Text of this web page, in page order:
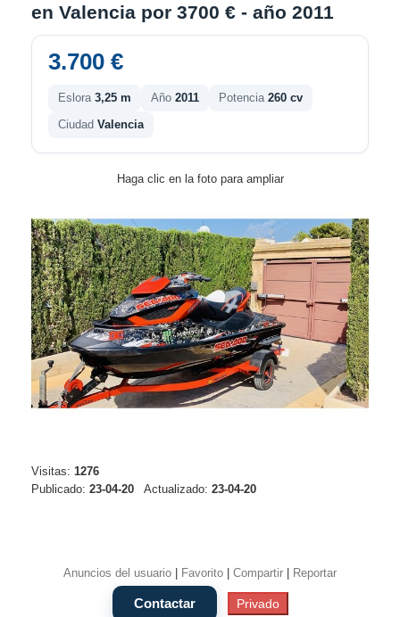
en Valencia por 3700 € - año 2011
3.700 €
Eslora 3,25 m Año 2011 Potencia 260 cv
Ciudad Valencia
Haga clic en la foto para ampliar
Visitas: 1276
Publicado: 23-04-20 Actualizado: 23-04-20
Anuncios del usuario Favorito Compartir Reportar